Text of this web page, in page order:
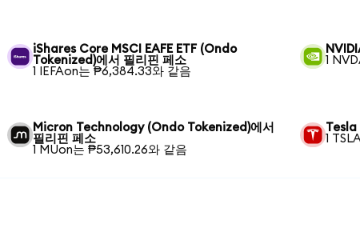
iShares Core MSCI EAFE ETF (Ondo
Tokenized)에서 필리핀 페소
1 IEFAon는 ₱6,384.33와 같음
1
Micron Technology (Ondo Tokenized)에서
필리핀 페소
1 MUon는 ₱53,610.26와 같음
Tesla
1